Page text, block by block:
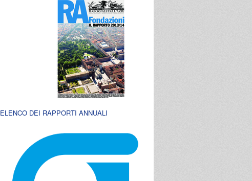
ELENCO DEI RAPPORTI ANNUALI